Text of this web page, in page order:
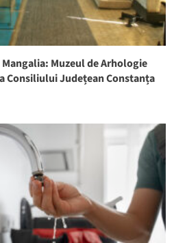
Muzeul de Arhologie
Consiliului Județean Constanța